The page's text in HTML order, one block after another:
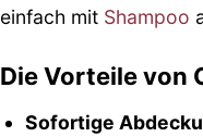
einfach mit Shampoo
Die Vorteile von
Sofortige